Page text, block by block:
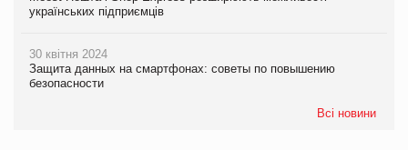
українських підприємців
30 квітня 2024
Защита данных на смартфонах: советы по повышению
безопасности
Всі новини